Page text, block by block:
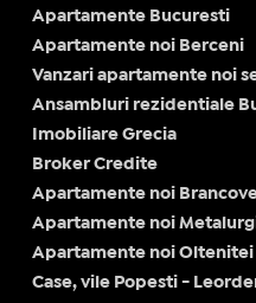
Apartamente Bucuresti
Apartamente noi Berceni
Vanzari apartamente noi
Ansambluri rezidentiale
Imobiliare Grecia
Broker Credite
Apartamente noi
Apartamente noi
Apartamente noi Oltenitei
Case, vile Popesti -